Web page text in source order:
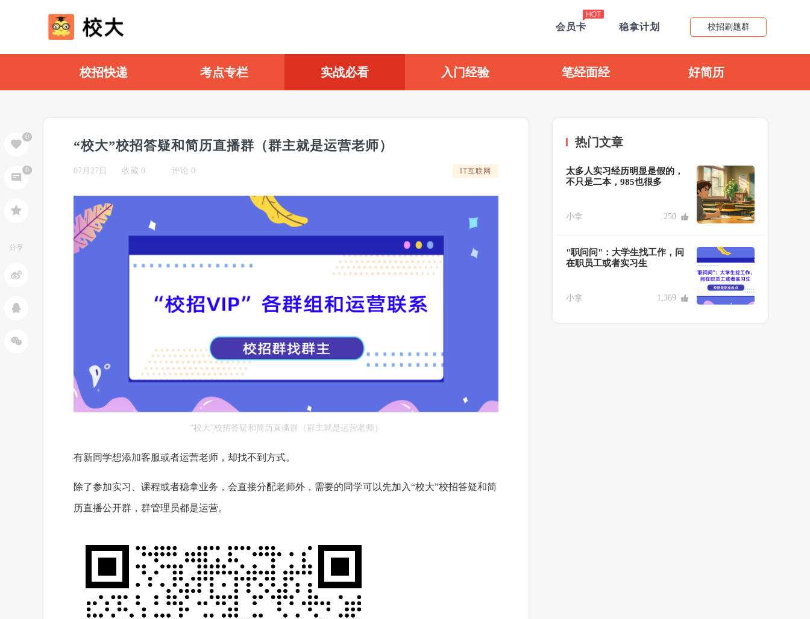
会员卡 稳拿计划 校招刷题群
校招快递 考点专栏 实战必看 入门经验 笔经面经 好简历
0
0
分享
“校大”校招答疑和简历直播群（群主就是运营老师）
07月27日 收藏 0 评论 0 IT互联网
“校大”校招答疑和简历直播群（群主就是运营老师）
有新同学想添加客服或者运营老师，却找不到方式。
除了参加实习、课程或者稳拿业务，会直接分配老师外，需要的同学可以先加入“校大”校招答疑和简
历直播公开群，群管理员都是运营。
热门文章
太多人实习经历明显是假的，
不只是二本，985也很多
小拿 250
"职问问"：大学生找工作，问
在职员工或者实习生
小拿 1,369